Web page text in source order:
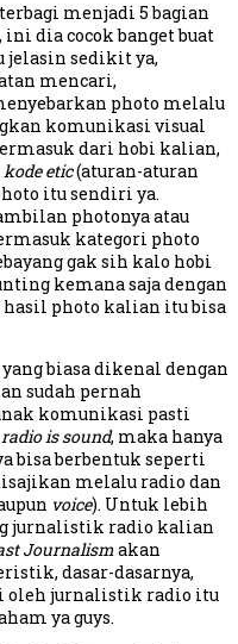
menjadi 5 bagian
dia cocok banget buat
jelasin sedikit ya,
mencari,
photo melalu
komunikasi visual
dari hobi kalian,
kode etic(aturan-aturan
itu sendiri ya.
photonya atau
kategori photo
gak sih kalo hobi
kemana saja dengan
hasil photo kalian itu bisa
biasa dikenal dengan
sudah pernah
komunikasi pasti
radio is sound, maka hanya
bisa berbentuk seperti
melalu radio dan
voice). Untuk lebih
jurnalistik radio kalian
Journalismakan
dasar-dasarnya,
oleh jurnalistik radio itu
ya guys.